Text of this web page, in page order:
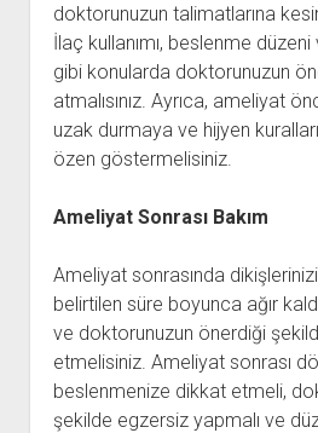
doktorunuzun talimatlarına
İlaç kullanımı, beslenme düzeni
gibi konularda doktorunuzun
atmalısınız. Ayrıca, ameliyat
uzak durmaya ve hijyen
özen göstermelisiniz.
Ameliyat Sonrası Bakım
Ameliyat sonrasında
belirtilen süre boyunca ağır
ve doktorunuzun önerdiği
etmelisiniz. Ameliyat sonrası
beslenmenize dikkat etmeli,
şekilde egzersiz yapmalı ve